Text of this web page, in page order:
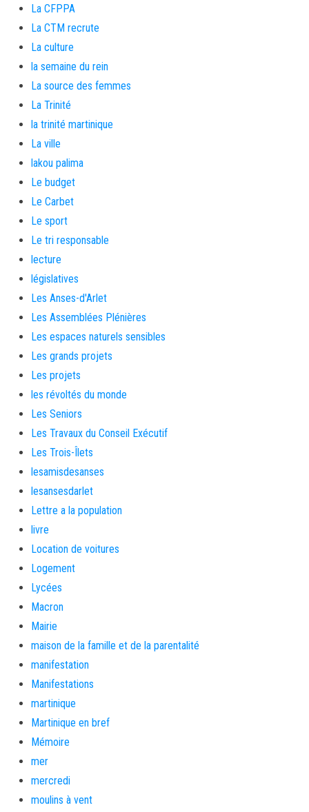
La CFPPA
La CTM recrute
La culture
la semaine du rein
La source des femmes
La Trinité
la trinité martinique
La ville
lakou palima
Le budget
Le Carbet
Le sport
Le tri responsable
lecture
législatives
Les Anses-d'Arlet
Les Assemblées Plénières
Les espaces naturels sensibles
Les grands projets
Les projets
les révoltés du monde
Les Seniors
Les Travaux du Conseil Exécutif
Les Trois-Îlets
lesamisdesanses
lesansesdarlet
Lettre a la population
livre
Location de voitures
Logement
Lycées
Macron
Mairie
maison de la famille et de la parentalité
manifestation
Manifestations
martinique
Martinique en bref
Mémoire
mer
mercredi
moulins à vent